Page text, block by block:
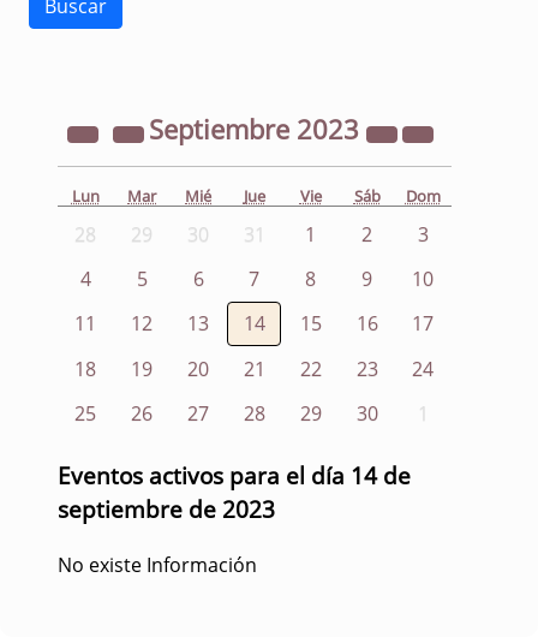
Septiembre 2023
Lun Mar Mié Jue Vie Sáb Dom
28 29 30 31 1 2
3
4
5 6 7 8 9
10
11
12 13 14 15 16
17
18
19 20 21 22 23
24
25
26 27 28 29 30 1
Eventos activos para el día 14 de
septiembre de 2023
No existe Información